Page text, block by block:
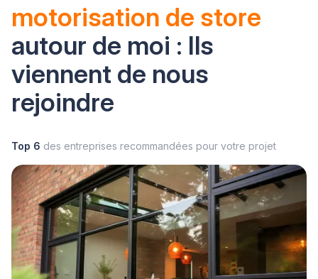
motorisation de store
autour de moi : Ils
viennent de nous
rejoindre
Top 6 des entreprises recommandées pour votre projet